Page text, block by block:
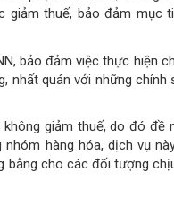
giảm thuế, bảo đảm mục
bảo đảm việc thực hiện
nhất quán với những chính
giảm thuế, do đó đề
hàng hóa, dịch vụ
bằng cho các đối tượng